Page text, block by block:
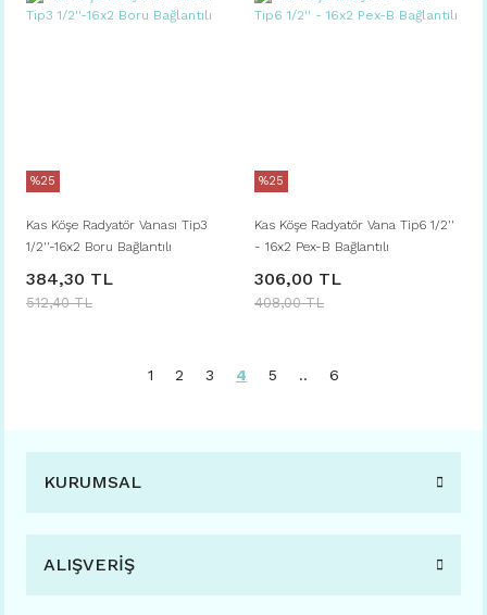
%25
Kas Köşe Radyatör Vanası Tip3
1/2''-16x2 Boru Bağlantılı
384,30 TL
512,40 TL
%25
Kas Köşe Radyatör Vana Tip6 1/2''
- 16x2 Pex-B Bağlantılı
306,00 TL
408,00 TL
1 2 3 4 5 .. 6
KURUMSAL
ALIŞVERİŞ